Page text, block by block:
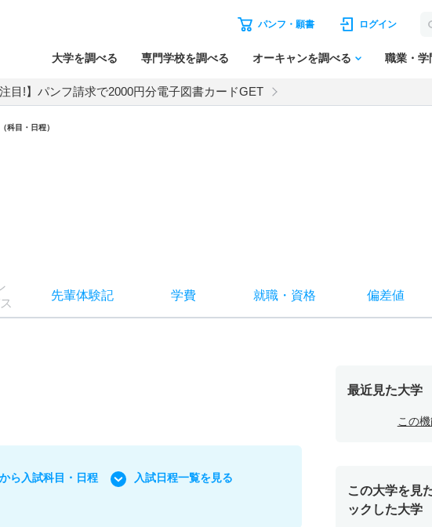
パンフ・願書 ログイン
大学を調べる 専門学校を調べる オーキャンを調べる 職業・学
注目!】パンフ請求で2000円分電子図書カードGET
科目・日程）
先輩体験記 学費 就職・ 資格 偏差値
ら入試科目・日程
入試日程一覧を見る
最近見た大学
この
この大学を見
ックした大学